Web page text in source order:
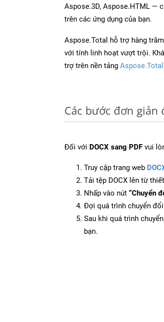
Aspose.3D, Aspose.HTML —
trên các ứng dụng của bạn.
Aspose.Total hỗ trợ hàng
với tính linh hoạt vượt trội.
trợ trên nền tảng
Các bước đơn giản
Đối với DOCX sang PDF vui
Truy cập trang web
Tải tệp DOCX lên từ
Nhấp vào nút “Chuyển
Đợi quá trình chuyển
Sau khi quá trình
bạn.